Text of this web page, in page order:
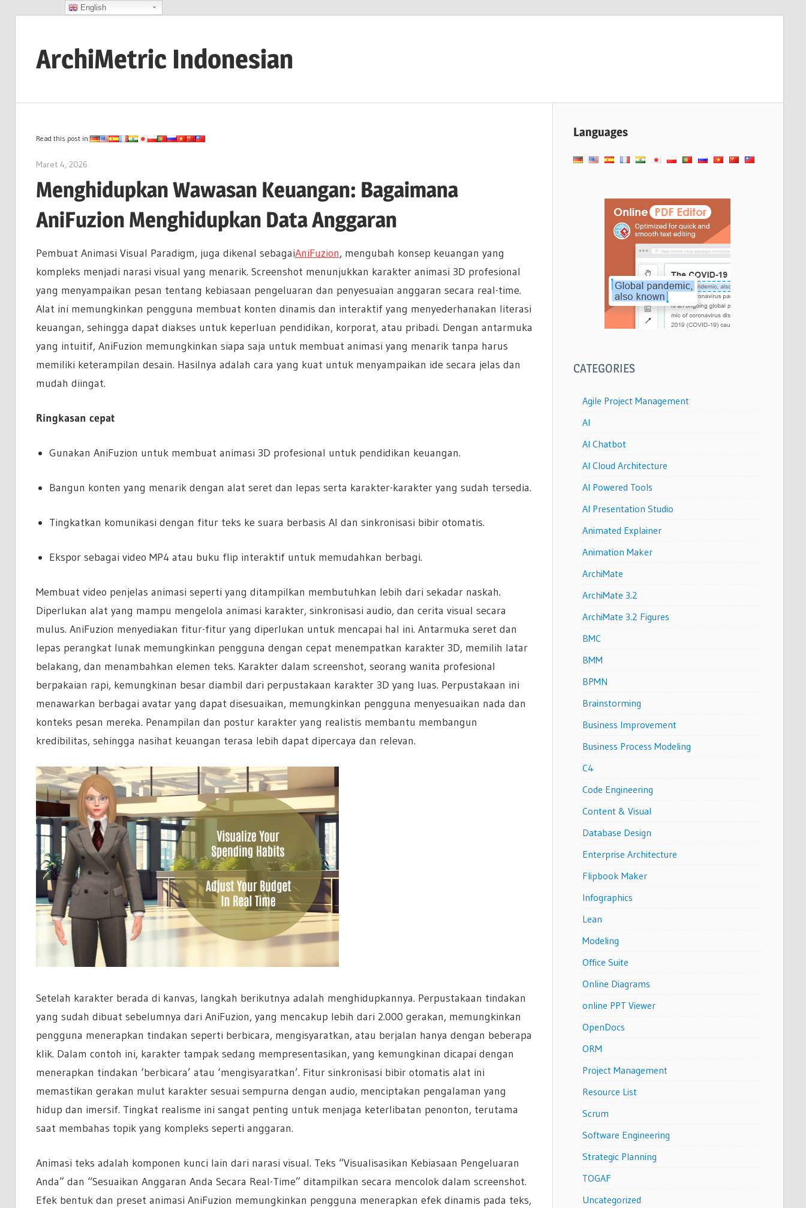
contentArchiMetric Indonesian
Dev
Scrum,
More
Read this post in:
Maret 4, 2026
Menghidupkan Wawasan Keuangan: Bagaimana
AniFuzion Menghidupkan Data Anggaran
Pembuat Animasi Visual Paradigm, juga dikenal sebagaiAniFuzion, mengubah konsep keuangan yang
kompleks menjadi narasi visual yang menarik. Screenshot menunjukkan karakter animasi 3D profesional
yang menyampaikan pesan tentang kebiasaan pengeluaran dan penyesuaian anggaran secara real-time.
Alat ini memungkinkan pengguna membuat konten dinamis dan interaktif yang menyederhanakan literasi
keuangan, sehingga dapat diakses untuk keperluan pendidikan, korporat, atau pribadi. Dengan antarmuka
yang intuitif, AniFuzion memungkinkan siapa saja untuk membuat animasi yang menarik tanpa harus
memiliki keterampilan desain. Hasilnya adalah cara yang kuat untuk menyampaikan ide secara jelas dan
mudah diingat.
Ringkasan cepat
Gunakan AniFuzion untuk membuat animasi 3D profesional untuk pendidikan keuangan.
Bangun konten yang menarik dengan alat seret dan lepas serta karakter-karakter yang sudah tersedia.
Tingkatkan komunikasi dengan fitur teks ke suara berbasis AI dan sinkronisasi bibir otomatis.
Ekspor sebagai video MP4 atau buku flip interaktif untuk memudahkan berbagi.
Membuat video penjelas animasi seperti yang ditampilkan membutuhkan lebih dari sekadar naskah.
Diperlukan alat yang mampu mengelola animasi karakter, sinkronisasi audio, dan cerita visual secara
mulus. AniFuzion menyediakan fitur-fitur yang diperlukan untuk mencapai hal ini. Antarmuka seret dan
lepas perangkat lunak memungkinkan pengguna dengan cepat menempatkan karakter 3D, memilih latar
belakang, dan menambahkan elemen teks. Karakter dalam screenshot, seorang wanita profesional
berpakaian rapi, kemungkinan besar diambil dari perpustakaan karakter 3D yang luas. Perpustakaan ini
menawarkan berbagai avatar yang dapat disesuaikan, memungkinkan pengguna menyesuaikan nada dan
konteks pesan mereka. Penampilan dan postur karakter yang realistis membantu membangun
kredibilitas, sehingga nasihat keuangan terasa lebih dapat dipercaya dan relevan.
Setelah karakter berada di kanvas, langkah berikutnya adalah menghidupkannya. Perpustakaan tindakan
yang sudah dibuat sebelumnya dari AniFuzion, yang mencakup lebih dari 2.000 gerakan, memungkinkan
pengguna menerapkan tindakan seperti berbicara, mengisyaratkan, atau berjalan hanya dengan beberapa
klik. Dalam contoh ini, karakter tampak sedang mempresentasikan, yang kemungkinan dicapai dengan
menerapkan tindakan ‘berbicara’ atau ‘mengisyaratkan’. Fitur sinkronisasi bibir otomatis alat ini
memastikan gerakan mulut karakter sesuai sempurna dengan audio, menciptakan pengalaman yang
hidup dan imersif. Tingkat realisme ini sangat penting untuk menjaga keterlibatan penonton, terutama
saat membahas topik yang kompleks seperti anggaran.
Animasi teks adalah komponen kunci lain dari narasi visual. Teks “Visualisasikan Kebiasaan Pengeluaran
Anda” dan “Sesuaikan Anggaran Anda Secara Real-Time” ditampilkan secara mencolok dalam screenshot.
Efek bentuk dan preset animasi AniFuzion memungkinkan pengguna menerapkan efek dinamis pada teks,
Languages
CATEGORIES
Agile Project Management
AI
AI Chatbot
AI Cloud Architecture
AI Powered Tools
AI Presentation Studio
Animated Explainer
Animation Maker
ArchiMate
ArchiMate 3.2
ArchiMate 3.2 Figures
BMC
BMM
BPMN
Brainstorming
Business Improvement
Business Process Modeling
C4
Code Engineering
Content & Visual
Database Design
Enterprise Architecture
Flipbook Maker
Infographics
Lean
Modeling
Office Suite
Online Diagrams
online PPT Viewer
OpenDocs
ORM
Project Management
Resource List
Scrum
Software Engineering
Strategic Planning
TOGAF
Uncategorized
English